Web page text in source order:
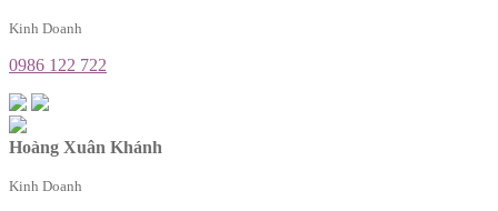
Kinh Doanh
0986 122 722
Hoàng Xuân Khánh
Kinh Doanh